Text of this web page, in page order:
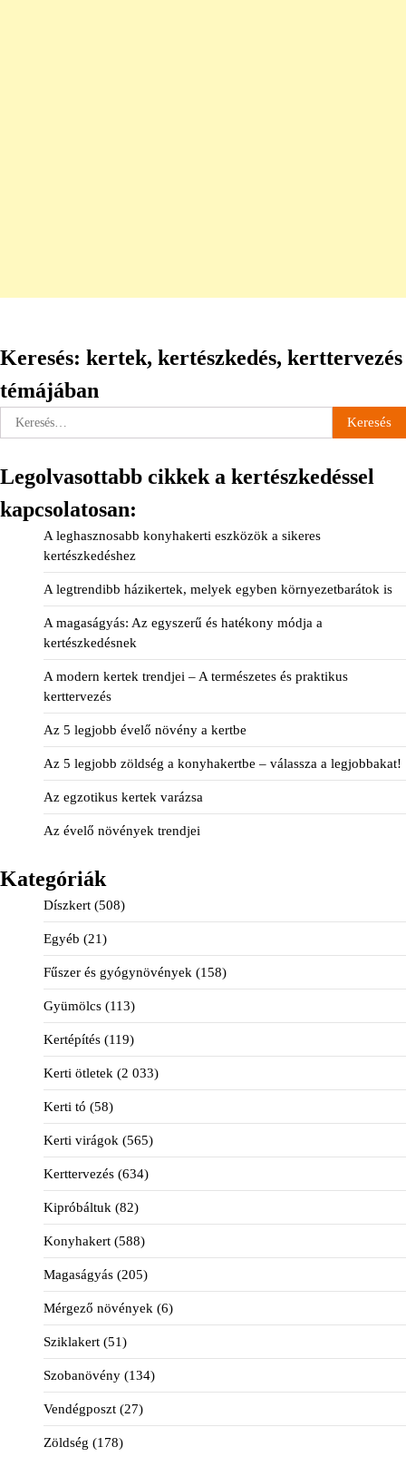
Keresés: kertek, kertészkedés, kerttervezés
témájában
Keresés:
Legolvasottabb cikkek a kertészkedéssel
kapcsolatosan:
A leghasznosabb konyhakerti eszközök a sikeres
kertészkedéshez
A legtrendibb házikertek, melyek egyben környezetbarátok is
A magaságyás: Az egyszerű és hatékony módja a
kertészkedésnek
A modern kertek trendjei – A természetes és praktikus
kerttervezés
Az 5 legjobb évelő növény a kertbe
Az 5 legjobb zöldség a konyhakertbe – válassza a legjobbakat!
Az egzotikus kertek varázsa
Az évelő növények trendjei
Kategóriák
Díszkert (508)
Egyéb (21)
Fűszer és gyógynövények (158)
Gyümölcs (113)
Kertépítés (119)
Kerti ötletek (2 033)
Kerti tó (58)
Kerti virágok (565)
Kerttervezés (634)
Kipróbáltuk (82)
Konyhakert (588)
Magaságyás (205)
Mérgező növények (6)
Sziklakert (51)
Szobanövény (134)
Vendégposzt (27)
Zöldség (178)